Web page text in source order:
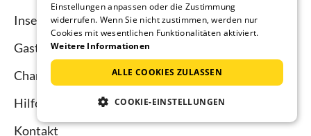
Inserieren und vermieten
Gastgebermagazin
Channel Manager
Hilfe Vermieter
Kontakt
Einstellungen anpassen oder die Zustimmung
widerrufen. Wenn Sie nicht zustimmen, werden nur
Cookies mit wesentlichen Funktionalitäten aktiviert.
Weitere Informationen
ALLE COOKIES ZULASSEN
COOKIE-EINSTELLUNGEN